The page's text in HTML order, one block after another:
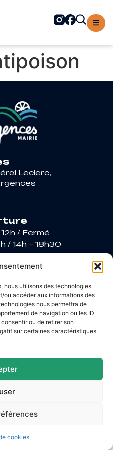
nous utilisons des technologies
ou accéder aux informations des
nous permettra de
de navigation ou les ID
ou de retirer son
sur certaines caractéristiques
cookies
Leclerc,
12h / Fermé
/ 14h – 18h30
12h / 14h – 17h
/ 14h – 17h
légales
site